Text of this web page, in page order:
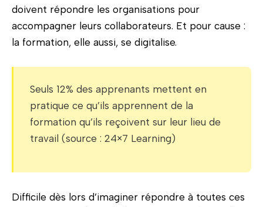
doivent répondre les organisations pour
accompagner leurs collaborateurs. Et pour cause :
la formation, elle aussi, se digitalise.
Seuls 12% des apprenants mettent en
pratique ce qu’ils apprennent de la
formation qu’ils reçoivent sur leur lieu de
travail (source : 24×7 Learning)
Difficile dès lors d’imaginer répondre à toutes ces